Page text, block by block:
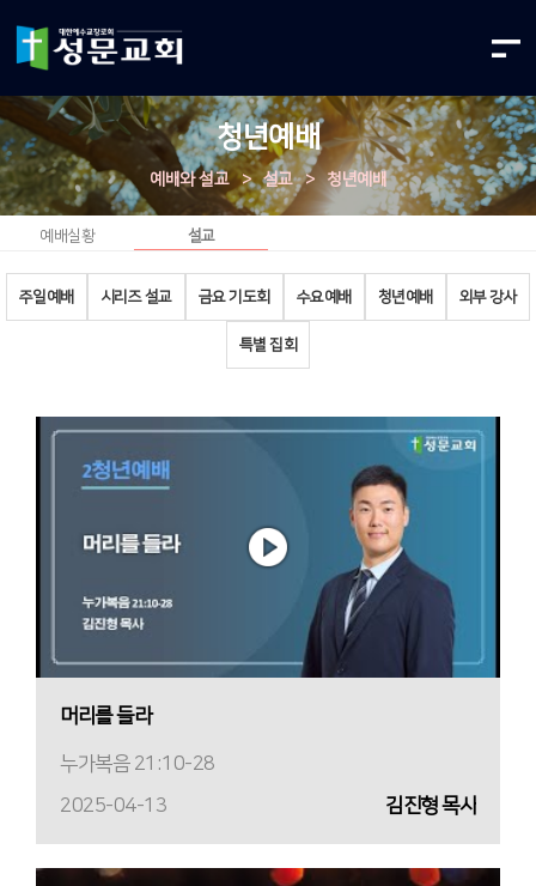
청년예배
예배와 설교 > 설교 > 청년예배
예배실황 설교
주일예배 시리즈 설교 금요 기도회 수요예배 청년예배 외부 강사
특별 집회
머리를 들라
누가복음 21:10-28
2025-04-13
김진형 목사